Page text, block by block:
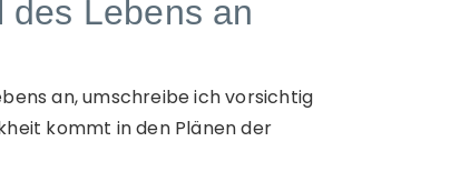
des Lebens an
an, umschreibe ich vorsichtig
kommt in den Plänen der